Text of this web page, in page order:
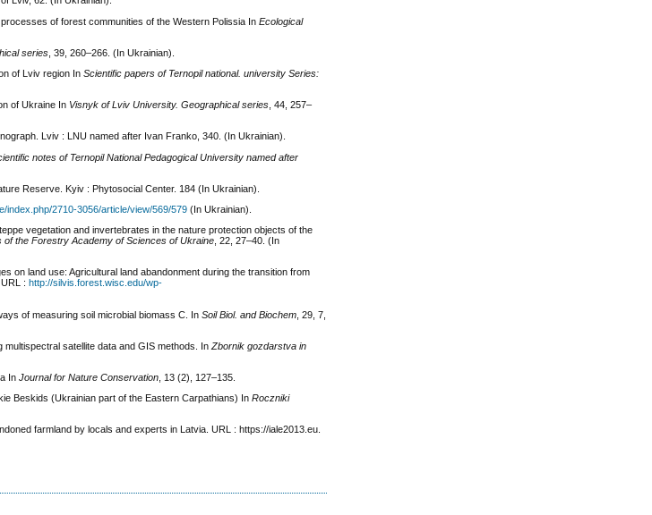
of forest communities of the Western Polissia InEcological
series , 39, 260–266. (In Ukrainian).
of Lviv region InScientific papers of Ternopil national. university Series:
of Ukraine In Visnyk of Lviv University. Geographical series , 44, 257–
Lviv : LNU named after Ivan Franko, 340. (In Ukrainian).
notes of Ternopil National Pedagogical University named after
Reserve. Kyiv : Phytosocial Center. 184 (In Ukrainian).
index.php/2710-3056/article/view/569/579 (In Ukrainian).
vegetation and invertebrates in the nature protection objects of the
of the Forestry Academy of Sciences of Ukraine , 22, 27–40. (In
on land use: Agricultural land abandonment during the transition from
: http://silvis.forest.wisc.edu/wp-
of measuring soil microbial biomass C. InSoil Biol. and Biochem , 29, 7,
multispectral satellite data and GIS methods. InZbornik gozdarstva in
InJournal for Nature Conservation , 13 (2), 127‒135.
Beskids (Ukrainian part of the Eastern Carpathians) InRoczniki
farmland by locals and experts in Latvia. URL : https://iale2013.eu.